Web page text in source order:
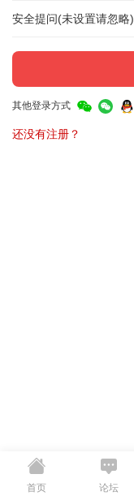
安全提问(未设置请忽略)
其他登录方式
还没有注册？
首页 论坛